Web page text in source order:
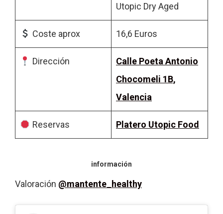
Utopic Dry Aged
Coste aprox 16,6 Euros
Dirección
Calle Poeta Antonio
Chocomeli 1B,
Valencia
Reservas Platero Utopic Food
información
Valoración @mantente_healthy